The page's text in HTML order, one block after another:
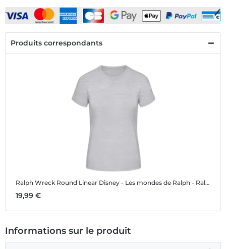
Produits correspondants
Ralph Wreck Round Linear Disney - Les mondes de Ralph - Ralph Wreck Round Linear - Femme T-shirt
19,99 €
Informations sur le produit